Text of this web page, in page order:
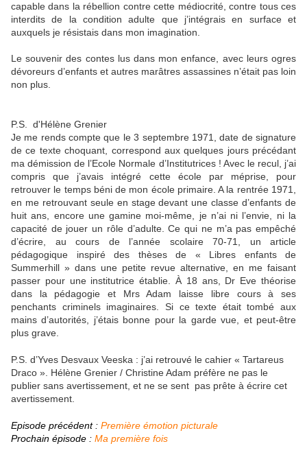
capable dans la rébellion contre cette médiocrité, contre tous ces
interdits de la condition adulte que j’intégrais en surface et
auxquels je résistais dans mon imagination.
Le souvenir des contes lus dans mon enfance, avec leurs ogres
dévoreurs d’enfants et autres marâtres assassines n’était pas loin
non plus.
P.S. d'Hélène Grenier
Je me rends compte que le 3 septembre 1971, date de signature
de ce texte choquant, correspond aux quelques jours précédant
ma démission de l’Ecole Normale d’Institutrices ! Avec le recul, j’ai
compris que j’avais intégré cette école par méprise, pour
retrouver le temps béni de mon école primaire. A la rentrée 1971,
en me retrouvant seule en stage devant une classe d’enfants de
huit ans, encore une gamine moi-même, je n’ai ni l’envie, ni la
capacité de jouer un rôle d’adulte. Ce qui ne m’a pas empêché
d’écrire, au cours de l’année scolaire 70-71, un article
pédagogique inspiré des thèses de « Libres enfants de
Summerhill » dans une petite revue alternative, en me faisant
passer pour une institutrice établie. À 18 ans, Dr Eve théorise
dans la pédagogie et Mrs Adam laisse libre cours à ses
penchants criminels imaginaires. Si ce texte était tombé aux
mains d’autorités, j’étais bonne pour la garde vue, et peut-être
plus grave.
P.S. d’Yves Desvaux Veeska : j’ai retrouvé le cahier « Tartareus
Draco ». Hélène Grenier / Christine Adam préfère ne pas le
publier sans avertissement, et ne se sent pas prête à écrire cet
avertissement.
Episode précédent : Première émotion picturale
Prochain épisode : Ma première fois